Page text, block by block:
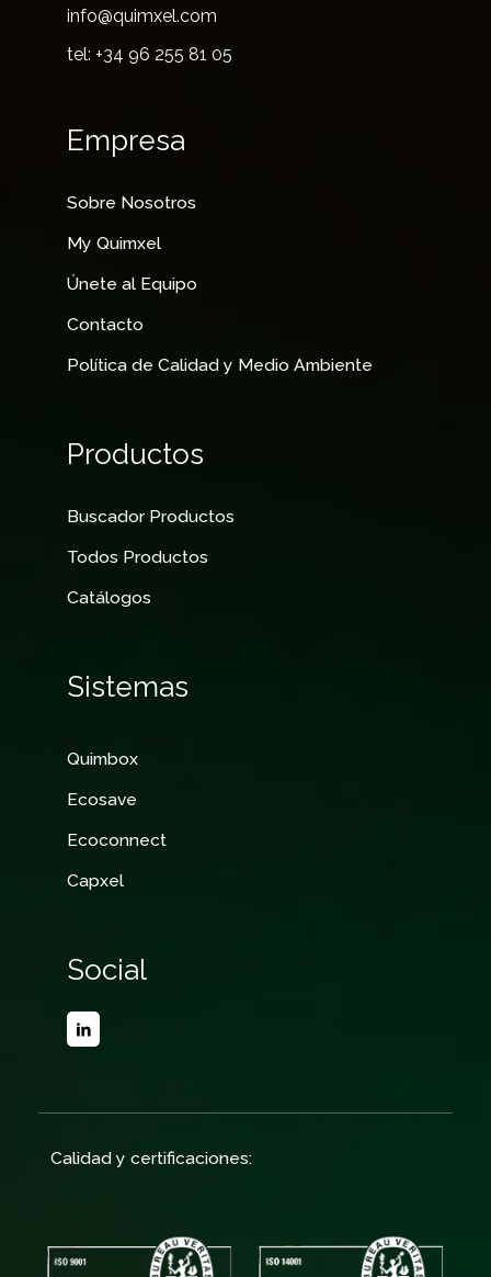
info@quimxel.com
tel: +34 96 255 81 05
Empresa
Sobre Nosotros
My Quimxel
Únete al Equipo
Contacto
Política de Calidad y Medio Ambiente
Productos
Buscador Productos
Todos Productos
Catálogos
Sistemas
Quimbox
Ecosave
Ecoconnect
Capxel
Social
Calidad y certificaciones: